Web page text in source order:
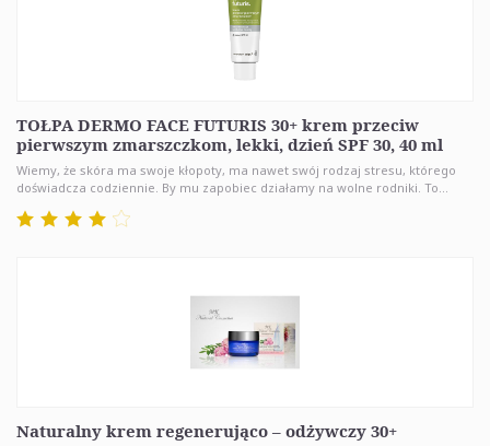
TOŁPA DERMO FACE FUTURIS 30+ krem przeciw
pierwszym zmarszczkom, lekki, dzień SPF 30, 40 ml
Wiemy, że skóra ma swoje kłopoty, ma nawet swój rodzaj stresu, którego
doświadcza codziennie. By mu zapobiec działamy na wolne rodniki. To...
Naturalny krem regenerująco – odżywczy 30+